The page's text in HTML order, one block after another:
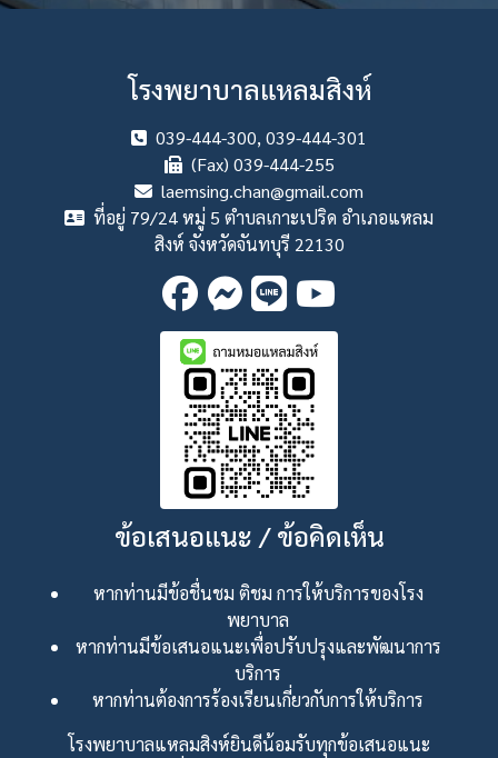
โรงพยาบาลแหลมสิงห์
039-444-300, 039-444-301
(Fax) 039-444-255
laemsing.chan@gmail.com
ที่อยู่ 79/24 หมู่ 5 ตำบลเกาะเปริด อำเภอแหลม
สิงห์ จังหวัดจันทบุรี 22130
ข้อเสนอแนะ / ข้อคิดเห็น
หากท่านมีข้อชื่นชม ติชม การให้บริการของโรง
พยาบาล
หากท่านมีข้อเสนอแนะเพื่อปรับปรุงและพัฒนาการ
บริการ
หากท่านต้องการร้องเรียนเกี่ยวกับการให้บริการ
โรงพยาบาลแหลมสิงห์ยินดีน้อมรับทุกข้อเสนอแนะ